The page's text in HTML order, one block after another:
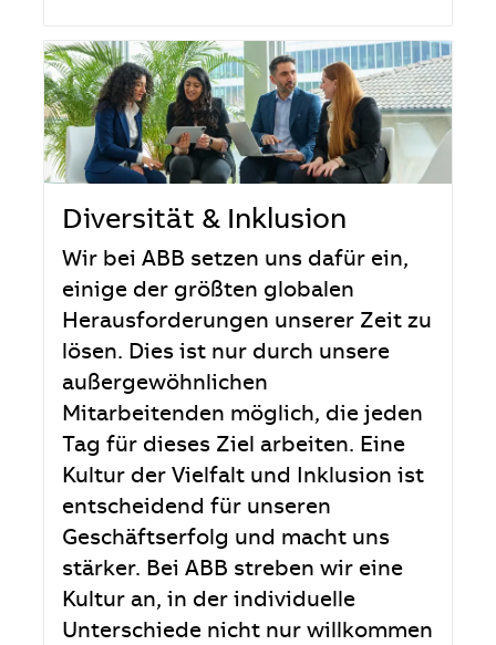
Diversität & Inklusion
Wir bei ABB setzen uns dafür ein,
einige der größten globalen
Herausforderungen unserer Zeit zu
lösen. Dies ist nur durch unsere
außergewöhnlichen
Mitarbeitenden möglich, die jeden
Tag für dieses Ziel arbeiten. Eine
Kultur der Vielfalt und Inklusion ist
entscheidend für unseren
Geschäftserfolg und macht uns
stärker. Bei ABB streben wir eine
Kultur an, in der individuelle
Unterschiede nicht nur willkommen